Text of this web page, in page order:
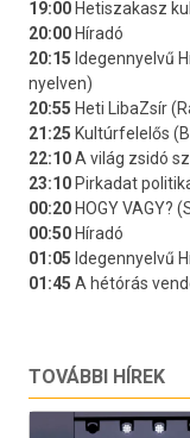
TOVÁBBI HÍREK